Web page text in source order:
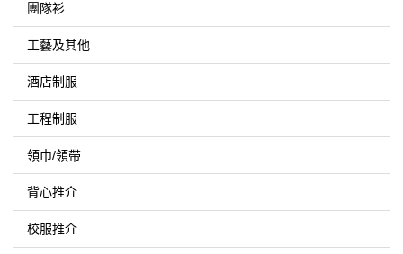
團隊衫
工藝及其他
酒店制服
工程制服
領巾/領帶
背心推介
校服推介